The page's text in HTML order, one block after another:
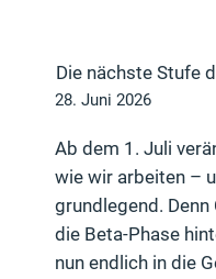
Die nächste Stufe
28. Juni 2026
Ab dem 1. Juli
wie wir arbeiten –
grundlegend.
die Beta-Phase
nun endlich in die